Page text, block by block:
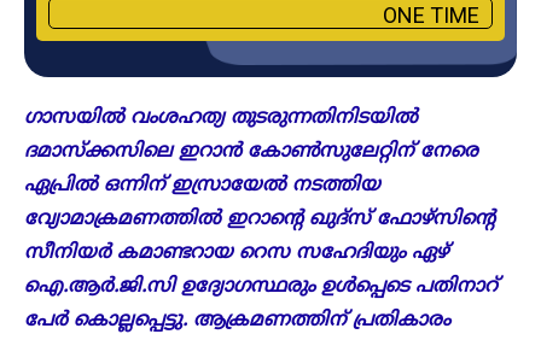
ONE TIME
ഗാസയിൽ വംശഹത്യ തുടരുന്നതിനിടയിൽ
ദമാസ്ക്കസിലെ ഇറാൻ കോൺസുലേറ്റിന് നേരെ
ഏപ്രിൽ ഒന്നിന് ഇസ്രായേൽ നടത്തിയ
വ്യോമാക്രമണത്തിൽ ഇറാന്റെ ഖുദ്സ് ഫോഴ്സിന്റെ
സീനിയർ കമാണ്ടറായ റെസ സഹേദിയും ഏഴ്
ഐ.ആർ.ജി.സി ഉദ്യോഗസ്ഥരും ഉൾപ്പെടെ പതിനാറ്
പേർ കൊല്ലപ്പെട്ടു. ആക്രമണത്തിന് പ്രതികാരം